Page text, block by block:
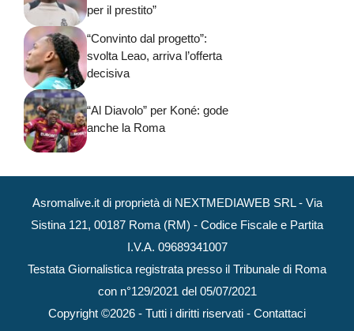
per il prestito”
“Convinto dal progetto”:
svolta Leao, arriva l’offerta
decisiva
“Al Diavolo” per Koné: gode
anche la Roma
Asromalive.it di proprietà di NEXTMEDIAWEB SRL - Via
Sistina 121, 00187 Roma (RM) - Codice Fiscale e Partita
I.V.A. 09689341007
Testata Giornalistica registrata presso il Tribunale di Roma
con n°129/2021 del 05/07/2021
Copyright ©2026 - Tutti i diritti riservati - Contattaci